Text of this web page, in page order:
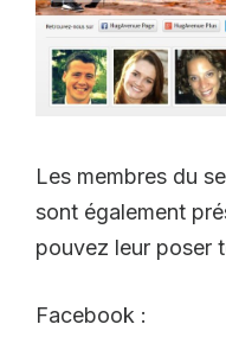
Les membres du
sont également
pouvez leur poser
Facebook :